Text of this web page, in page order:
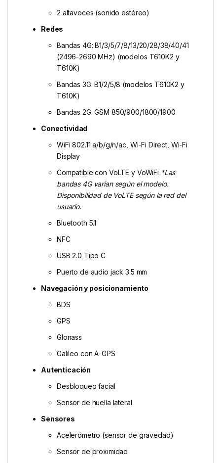
2 altavoces (sonido estéreo)
Redes
Bandas 4G: B1/3/5/7/8/13/20/28/38/40/41
(2496-2690 MHz) (modelos T610K2 y
T610K)
Bandas 3G: B1/2/5/8 (modelos T610K2 y
T610K)
Bandas 2G: GSM 850/900/1800/1900
Conectividad
WiFi 802.11 a/b/g/n/ac, Wi-Fi Direct, Wi-Fi
Display
Compatible con VoLTE y VoWiFi *Las
bandas 4G varían según el modelo.
Disponibilidad de VoLTE según la red del
usuario.
Bluetooth 5.1
NFC
USB 2.0 Tipo C
Puerto de audio jack 3.5 mm
Navegación y posicionamiento
BDS
GPS
Glonass
Galileo con A-GPS
Autenticación
Desbloqueo facial
Sensor de huella lateral
Sensores
Acelerómetro (sensor de gravedad)
Sensor de proximidad